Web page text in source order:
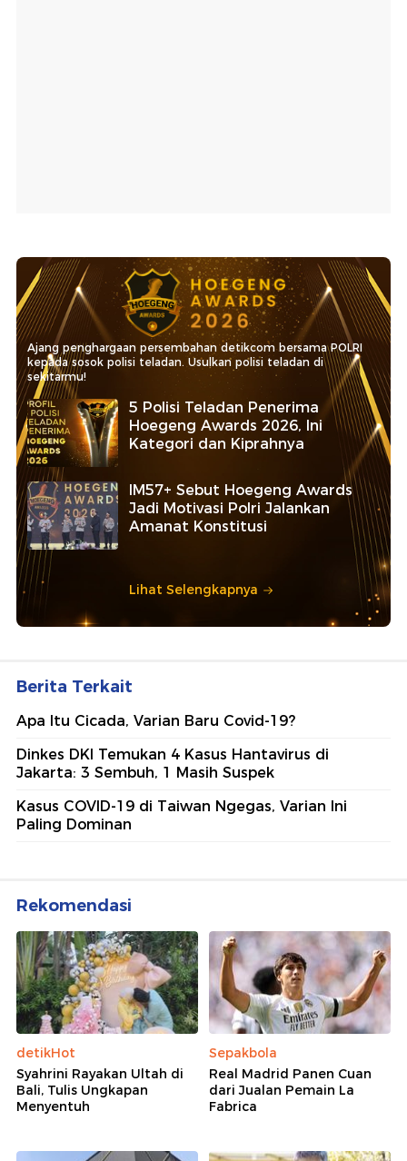
Ajang penghargaan persembahan detikcom bersama POLRI
kepada sosok polisi teladan. Usulkan polisi teladan di
sekitarmu!
5 Polisi Teladan Penerima
Hoegeng Awards 2026, Ini
Kategori dan Kiprahnya
IM57+ Sebut Hoegeng Awards
Jadi Motivasi Polri Jalankan
Amanat Konstitusi
Lihat Selengkapnya
Berita Terkait
Apa Itu Cicada, Varian Baru Covid-19?
Dinkes DKI Temukan 4 Kasus Hantavirus di
Jakarta: 3 Sembuh, 1 Masih Suspek
Kasus COVID-19 di Taiwan Ngegas, Varian Ini
Paling Dominan
Rekomendasi
detikHot
Syahrini Rayakan Ultah di
Bali, Tulis Ungkapan
Menyentuh
Sepakbola
Real Madrid Panen Cuan
dari Jualan Pemain La
Fabrica